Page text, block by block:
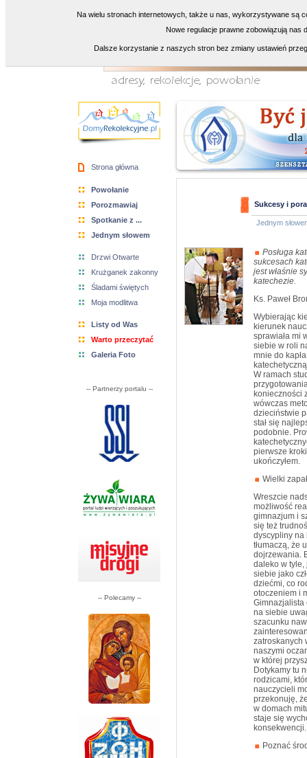
Strona główna
Powołanie
Porozmawiaj
Spotkanie z ...
Jednym słowem
Drzwi Otwarte
Krużganek zakonny
Śladami świętych
Moja modlitwa
Listy od Was
Warto przeczytać
Galeria Foto
-- Partnerzy portalu --
-- Polecamy --
Sukcesy i
Jednym
Posługa
sukcesach
jest właśnie
katechezie.
Ks. Paweł
Wybierając
kierunek
sprawiała mi
siebie w roli
mnie do
W ramach
konieczności
wówczas
dzieciństwie
stał się
podobnie.
pierwsze
ukończyłem.
Wielki
Wreszcie
możliwość
gimnazjum i
się też
dyscypliny na
tłumaczą, że
dojrzewania.
daleko w tyle,
siebie jako
dziećmi, co
otoczeniem i
Gimnazjalista
na siebie
szacunku
zatroskanych
naszymi
w której
Dotykamy tu
rodzicami,
nauczycieli
przekonuję,
w domach
staje się
konsekwencji.
Poznać
Na wielu stronach internetowych, także u nas, wykorzystywane są
Nowe regulacje prawne zobowiązują nas
Dalsze korzystanie z naszych stron bez zmiany ustawień